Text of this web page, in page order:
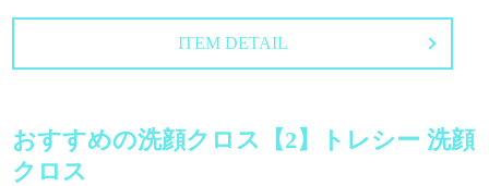
ITEM DETAIL
おすすめの洗顔クロス【2】トレシー 洗顔
クロス